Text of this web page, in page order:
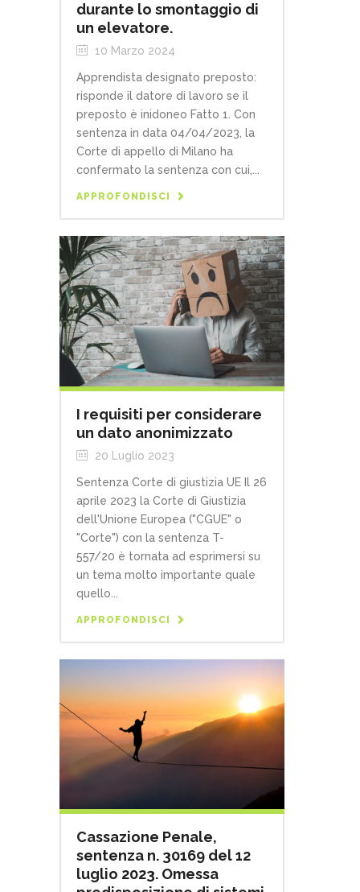
durante lo smontaggio di
un elevatore.
10 Marzo 2024
Apprendista designato preposto:
risponde il datore di lavoro se il
preposto è inidoneo Fatto 1. Con
sentenza in data 04/04/2023, la
Corte di appello di Milano ha
confermato la sentenza con cui,...
APPROFONDISCI
I requisiti per considerare
un dato anonimizzato
20 Luglio 2023
Sentenza Corte di giustizia UE Il 26
aprile 2023 la Corte di Giustizia
dell'Unione Europea ("CGUE" o
"Corte") con la sentenza T-
557/20 è tornata ad esprimersi su
un tema molto importante quale
quello...
APPROFONDISCI
Cassazione Penale,
sentenza n. 30169 del 12
luglio 2023. Omessa